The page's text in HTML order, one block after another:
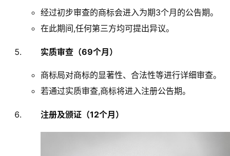
经过初步审查的商标会进入为期3个月的公告期。
在此期间,任何第三方均可提出异议。
实质审查（69个月）
商标局对商标的显著性、合法性等进行详细审查。
若通过实质审查,商标将进入注册公告期。
注册及颁证（12个月）